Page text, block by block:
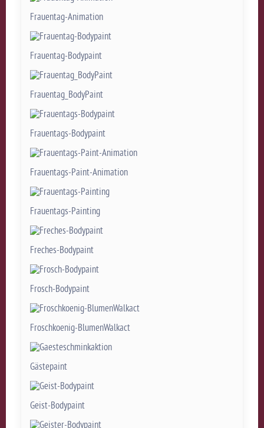
Frauentag-Animation
Frauentag-Bodypaint
Frauentag_BodyPaint
Frauentags-Bodypaint
Frauentags-Paint-Animation
Frauentags-Painting
Freches-Bodypaint
Frosch-Bodypaint
Froschkoenig-BlumenWalkact
Gästepaint
Geist-Bodypaint